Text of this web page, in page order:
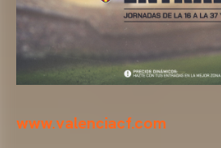
www.valenciacf.com